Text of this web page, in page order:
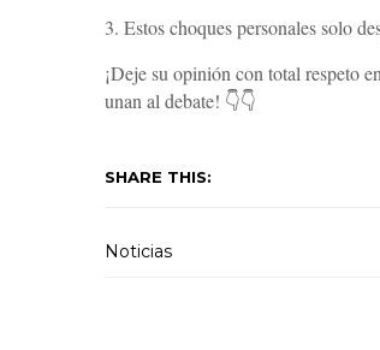
3. Estos choques personales solo
​¡Deje su opinión con total respeto
unan al debate! 👇👇
SHARE THIS:
Noticias